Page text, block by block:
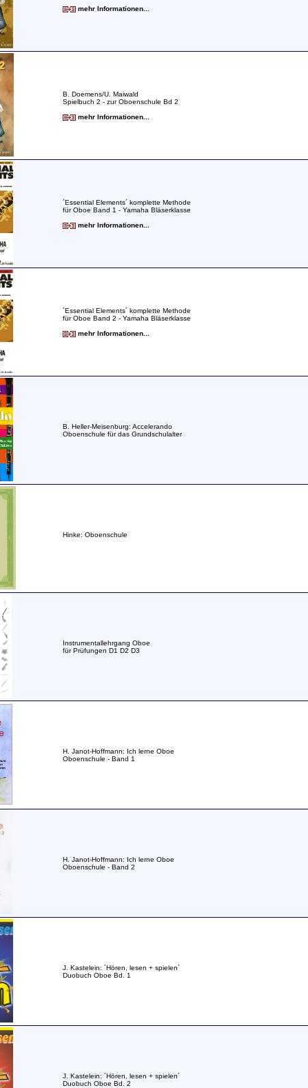
mehr Informationen...
B. Doemens/U. Maiwald
Spielbuch 2 - zur Oboenschule Bd 2
mehr Informationen...
´Essential Elements´ komplette Methode
für Oboe Band 1 - Yamaha Bläserklasse
mehr Informationen...
´Essential Elements´ komplette Methode
für Oboe Band 2 - Yamaha Bläserklasse
mehr Informationen...
B. Heller-Meisenburg: Accelerando
Oboenschule für das Grundschulalter
Hinke: Oboenschule
Instrumentallehrgang Oboe
für Prüfungen D1 D2 D3
H. Janot-Hoffmann: Ich lerne Oboe
Oboenschule - Band 1
H. Janot-Hoffmann: Ich lerne Oboe
Oboenschule - Band 2
J. Kastelein: ´Hören, lesen + spielen´
Duobuch Oboe Bd. 1
J. Kastelein: ´Hören, lesen + spielen´
Duobuch Oboe Bd. 2